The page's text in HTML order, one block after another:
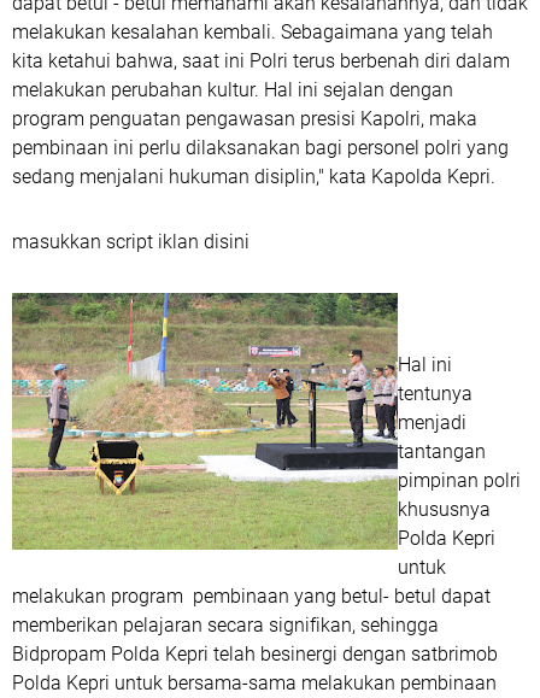
melakukan kesalahan kembali. Sebagaimana yang telah
kita ketahui bahwa, saat ini Polri terus berbenah diri dalam
melakukan perubahan kultur. Hal ini sejalan dengan
program penguatan pengawasan presisi Kapolri, maka
pembinaan ini perlu dilaksanakan bagi personel polri yang
sedang menjalani hukuman disiplin," kata Kapolda Kepri.
masukkan script iklan disini
Hal ini
tentunya
menjadi
tantangan
pimpinan polri
khususnya
Polda Kepri
untuk
melakukan program pembinaan yang betul- betul dapat
memberikan pelajaran secara signifikan, sehingga
Bidpropam Polda Kepri telah besinergi dengan satbrimob
Polda Kepri untuk bersama-sama melakukan pembinaan